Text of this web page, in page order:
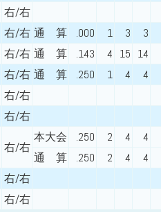
右/右
右/右 通 算 .000 1 3 3
右/右 通 算 .143 4 15 14
右/右 通 算 .250 1 4 4
右/右
右/右
右/右
本大会 .250 2 4 4
通 算 .250 2 4 4
右/右
右/右